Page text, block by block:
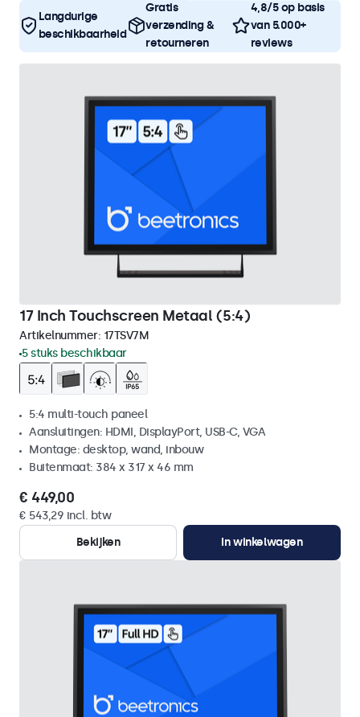
Langdurige
beschikbaarheid
Gratis
verzending &
retourneren
4,8/5 op basis
van 5.000+
reviews
17 Inch Touchscreen Metaal (5:4)
Artikelnummer: 17TSV7M
5 stuks beschikbaar
5:4 multi-touch paneel
Aansluitingen: HDMI, DisplayPort, USB-C, VGA
Montage: desktop, wand, inbouw
Buitenmaat: 384 x 317 x 46 mm
€ 449,00
€ 543,29 incl. btw
Bekijken
In winkelwagen